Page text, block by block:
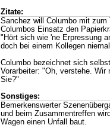
Zitate:
Sanchez will Columbo mit zum
Columbos Einsatz den
"Hört sich wie 'ne Erpressung
doch bei einem Kollegen
Columbo bezeichnet sich
Vorarbeiter: "Oh, verstehe. Wir
Sie?"
Sonstiges:
Bemerkenswerter
und beim Zusammentreffen
Wagen einen Unfall baut.